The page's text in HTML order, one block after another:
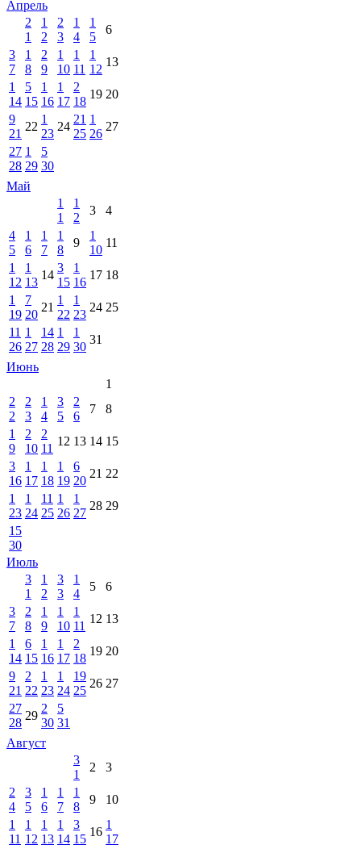
Апрель
2
1
1
2
2
3
1
4
1
5
6
3
7
1
8
2
9
1
10
1
11
1
12
13
1
14
5
15
1
16
1
17
2
18
19 20
9
21
22
1
23
24
21
25
1
26
27
27
28
1
29
5
30
Май
1
1
1
2
3
4
4
5
1
6
1
7
1
8
9
1
10
11
1
12
1
13
14
3
15
1
16
17 18
1
19
7
20
21
1
22
1
23
24 25
11
26
1
27
14
28
1
29
1
30
31
Июнь
1
2
2
2
3
1
4
3
5
2
6
7
8
1
9
2
10
2
11
12 13 14 15
3
16
1
17
1
18
1
19
6
20
21 22
1
23
1
24
11
25
1
26
1
27
28 29
15
30
Июль
3
1
1
2
3
3
1
4
5
6
3
7
2
8
1
9
1
10
1
11
12 13
1
14
6
15
1
16
1
17
2
18
19 20
9
21
2
22
1
23
1
24
19
25
26 27
27
28
29
2
30
5
31
Август
3
1
2
3
2
4
3
5
1
6
1
7
1
8
9
10
1
11
1
12
1
13
1
14
3
15
16
1
17